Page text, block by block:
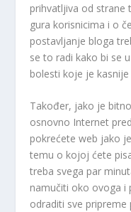
prihvatljiva od strane
gura korisnicima i o
postavljanje bloga
se to radi kako bi se
bolesti koje je
Također, jako je
osnovno Internet
pokrećete web jako
temu o kojoj ćete
treba svega par
namučiti oko ovoga i
odraditi sve